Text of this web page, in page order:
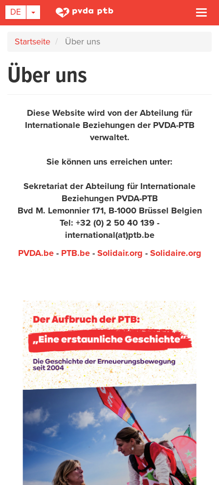
Direkt
Inhalt
DE DROPDOWN-LISTE EIN-/AUSBLENDEN
Startseite
Über uns
Über uns
Diese Website wird von der Abteilung für
Internationale Beziehungen der PVDA-PTB
verwaltet.
Sie können uns erreichen unter:
Sekretariat der Abteilung für Internationale
Beziehungen PVDA-PTB
Bvd M. Lemonnier 171, B-1000 Brüssel Belgien
Tel: +32 (0) 2 50 40 139 -
international(at)ptb.be
PVDA.be- PTB.be- Solidair.org - Solidaire.org